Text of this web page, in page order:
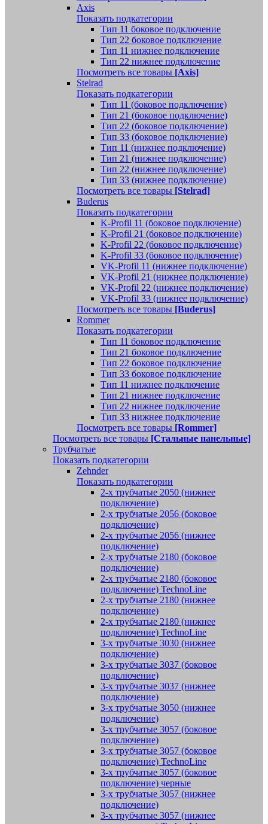
Axis
Показать подкатегории
Тип 11 боковое подключение
Тип 22 боковое подключение
Тип 11 нижнее подключение
Тип 22 нижнее подключение
Посмотреть все товары [Axis]
Stelrad
Показать подкатегории
Tип 11 (боковое подключение)
Тип 21 (боковое подключение)
Тип 22 (боковое подключение)
Тип 33 (боковое подключение)
Тип 11 (нижнее подключение)
Тип 21 (нижнее подключение)
Тип 22 (нижнее подключение)
Тип 33 (нижнее подключение)
Посмотреть все товары [Stelrad]
Buderus
Показать подкатегории
K-Profil 11 (боковое подключение)
K-Profil 21 (боковое подключение)
K-Profil 22 (боковое подключение)
K-Profil 33 (боковое подключение)
VK-Profil 11 (нижнее подключение)
VK-Profil 21 (нижнее подключение)
VK-Profil 22 (нижнее подключение)
VK-Profil 33 (нижнее подключение)
Посмотреть все товары [Buderus]
Rommer
Показать подкатегории
Тип 11 боковое подключение
Тип 21 боковое подключение
Тип 22 боковое подключение
Тип 33 боковое подключение
Тип 11 нижнее подключение
Тип 21 нижнее подключение
Тип 22 нижнее подключение
Тип 33 нижнее подключение
Посмотреть все товары [Rommer]
Посмотреть все товары [Стальные панельные]
Трубчатые
Показать подкатегории
Zehnder
Показать подкатегории
2-х трубчатые 2050 (нижнее
подключение)
2-х трубчатые 2056 (боковое
подключение)
2-х трубчатые 2056 (нижнее
подключение)
2-х трубчатые 2180 (боковое
подключение)
2-х трубчатые 2180 (боковое
подключение) TechnoLine
2-х трубчатые 2180 (нижнее
подключение)
2-х трубчатые 2180 (нижнее
подключение) TechnoLine
3-х трубчатые 3030 (нижнее
подключение)
3-х трубчатые 3037 (боковое
подключение)
3-х трубчатые 3037 (нижнее
подключение)
3-х трубчатые 3050 (нижнее
подключение)
3-х трубчатые 3057 (боковое
подключение)
3-х трубчатые 3057 (боковое
подключение) TechnoLine
3-х трубчатые 3057 (боковое
подключение) черные
3-х трубчатые 3057 (нижнее
подключение)
3-х трубчатые 3057 (нижнее